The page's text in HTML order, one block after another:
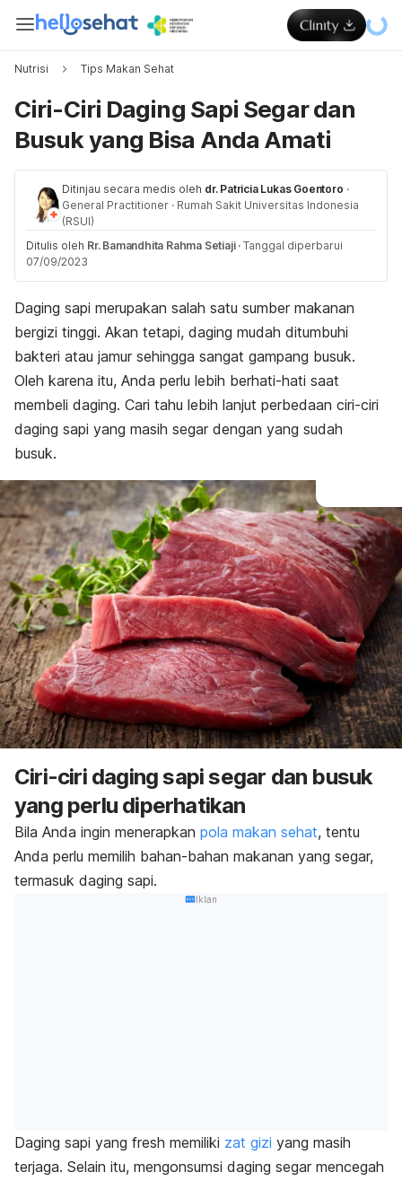
Nutrisi Tips Makan Sehat
Ciri-Ciri Daging Sapi Segar dan
Busuk yang Bisa Anda Amati
Ditinjau secara medis oleh dr. Patricia Lukas Goentoro ·
General Practitioner · Rumah Sakit Universitas Indonesia
(RSUI)
Ditulis oleh Rr. Bamandhita Rahma Setiaji · Tanggal diperbarui
07/09/2023
Daging sapi merupakan salah satu sumber makanan
bergizi tinggi. Akan tetapi, daging mudah ditumbuhi
bakteri atau jamur sehingga sangat gampang busuk.
Oleh karena itu, Anda perlu lebih berhati-hati saat
membeli daging. Cari tahu lebih lanjut perbedaan ciri-ciri
daging sapi yang masih segar dengan yang sudah
busuk.
Ciri-ciri daging sapi segar dan busuk
yang perlu diperhatikan
Bila Anda ingin menerapkan pola makan sehat, tentu
Anda perlu memilih bahan-bahan makanan yang segar,
termasuk daging sapi.
Iklan
Daging sapi yang fresh memiliki zat gizi yang masih
terjaga. Selain itu, mengonsumsi daging segar mencegah